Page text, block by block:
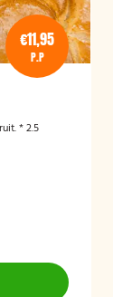
€11,95
P.P
* 2.5